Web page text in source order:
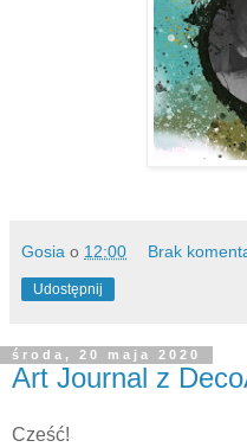
Gosia o 12:00 Brak
Udostępnij
środa, 20 maja 2020
Art Journal z
Cześć!